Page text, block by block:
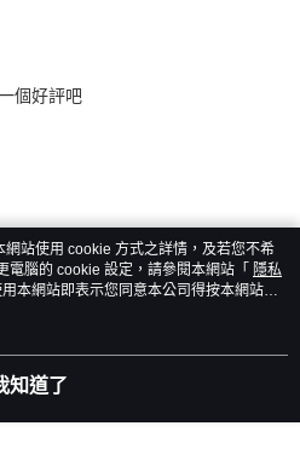
個好評吧
站使用 cookie 方式之詳情，及若您不希
電腦的 cookie 設定，請參閱本網站「 隱私
本網站即表示您同意本公司得按本網站使
知道了